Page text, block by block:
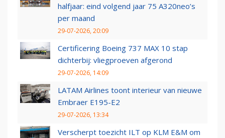
halfjaar: eind volgend jaar 75 A320neo’s
per maand
29-07-2026, 20:09
Certificering Boeing 737 MAX 10 stap
dichterbij: vliegproeven afgerond
29-07-2026, 14:09
LATAM Airlines toont interieur van nieuwe
Embraer E195-E2
29-07-2026, 13:34
Verscherpt toezicht ILT op KLM E&M om